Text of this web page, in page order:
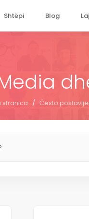
Shtëpi Blog
stranica / Često